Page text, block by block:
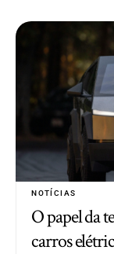
NOTÍCIAS
O papel da
carros